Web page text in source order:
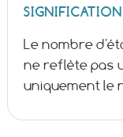
Le nombre
ne reflète pas
uniquement le